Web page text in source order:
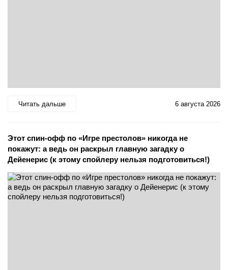
Читать дальше 6 августа 2026
Этот спин-офф по «Игре престолов» никогда не
покажут: а ведь он раскрыл главную загадку о
Дейенерис (к этому спойлеру нельзя подготовиться!)